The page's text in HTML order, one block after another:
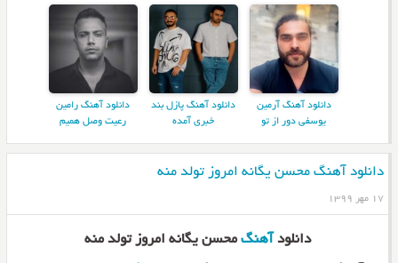
دانلود آهنگ آرمین
یوسفی دور از تو
دانلود آهنگ پازل بند
خبری آمده
دانلود آهنگ رامین
رعیت وصل همیم
دانلود آهنگ محسن یگانه امروز تولد منه
۱۷ مهر ۱۳۹۹
دانلود آهنگمحسن یگانه امروز تولد منه